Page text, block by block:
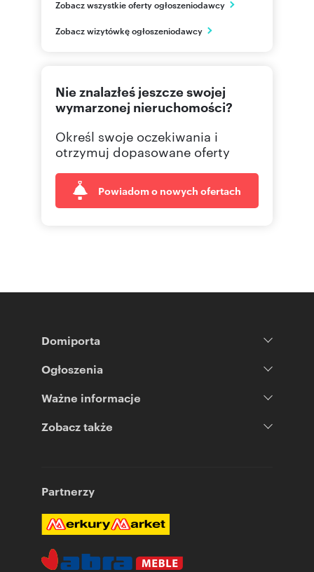
Kraków
PL
12 430 Pokaż telefon
Zobacz wszystkie oferty ogłoszeniodawcy
Zobacz wizytówkę ogłoszeniodawcy
Nie znalazłeś jeszcze swojej
wymarzonej nieruchomości?
Określ swoje oczekiwania i
otrzymuj dopasowane oferty
Powiadom o nowych ofertach
Domiporta
Ogłoszenia
Ważne informacje
Zobacz także
Partnerzy